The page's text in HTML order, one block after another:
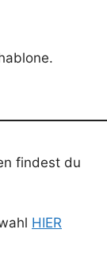
findest du
HIER